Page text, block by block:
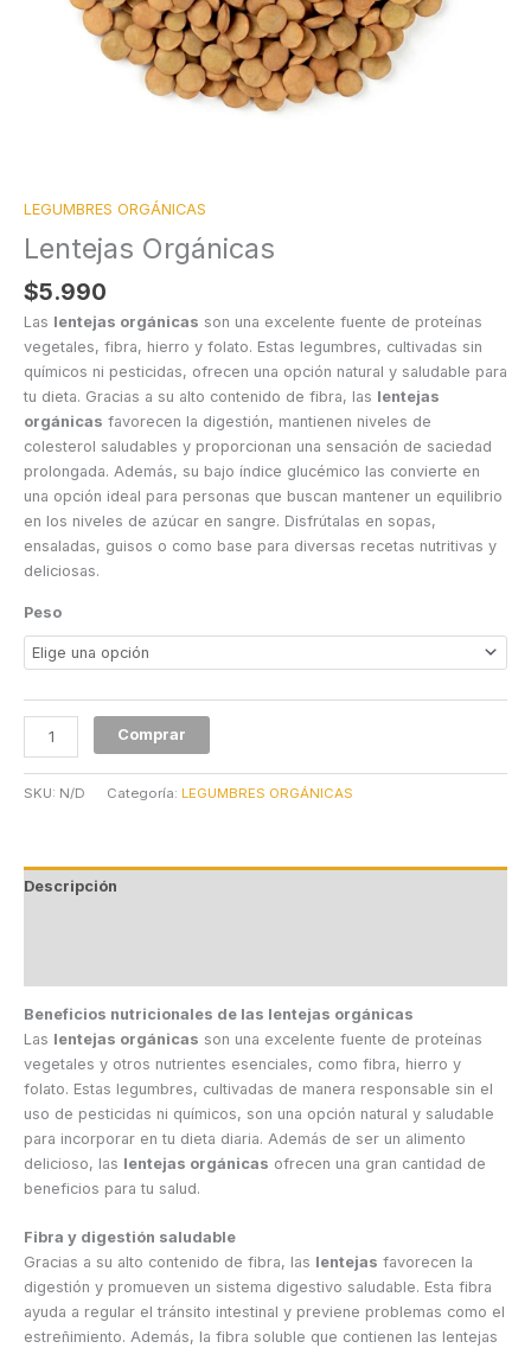
LEGUMBRES ORGÁNICAS
Lentejas Orgánicas
$5.990
Las lentejas orgánicas son una excelente fuente de proteínas
vegetales, fibra, hierro y folato. Estas legumbres, cultivadas sin
químicos ni pesticidas, ofrecen una opción natural y saludable para
tu dieta. Gracias a su alto contenido de fibra, las lentejas
orgánicas favorecen la digestión, mantienen niveles de
colesterol saludables y proporcionan una sensación de saciedad
prolongada. Además, su bajo índice glucémico las convierte en
una opción ideal para personas que buscan mantener un equilibrio
en los niveles de azúcar en sangre. Disfrútalas en sopas,
ensaladas, guisos o como base para diversas recetas nutritivas y
deliciosas.
Peso
Comprar
SKU: N/D Categoría: LEGUMBRES ORGÁNICAS
Descripción
Beneficios nutricionales de las lentejas orgánicas
Las lentejas orgánicas son una excelente fuente de proteínas
vegetales y otros nutrientes esenciales, como fibra, hierro y
folato. Estas legumbres, cultivadas de manera responsable sin el
uso de pesticidas ni químicos, son una opción natural y saludable
para incorporar en tu dieta diaria. Además de ser un alimento
delicioso, las lentejas orgánicas ofrecen una gran cantidad de
beneficios para tu salud.
Fibra y digestión saludable
Gracias a su alto contenido de fibra, las lentejas favorecen la
digestión y promueven un sistema digestivo saludable. Esta fibra
ayuda a regular el tránsito intestinal y previene problemas como el
estreñimiento. Además, la fibra soluble que contienen las lentejas